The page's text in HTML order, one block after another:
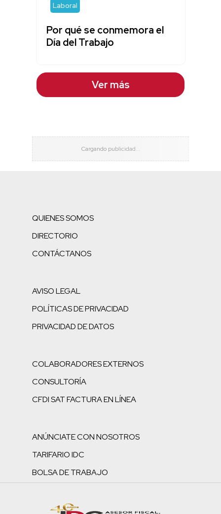
Laboral
Por qué se conmemora el
Día del Trabajo
Ver más
QUIENES SOMOS
DIRECTORIO
CONTÁCTANOS
AVISO LEGAL
POLÍTICAS DE PRIVACIDAD
PRIVACIDAD DE DATOS
COLABORADORES EXTERNOS
CONSULTORÍA
CFDI SAT FACTURA EN LÍNEA
ANÚNCIATE CON NOSOTROS
TARIFARIO IDC
BOLSA DE TRABAJO